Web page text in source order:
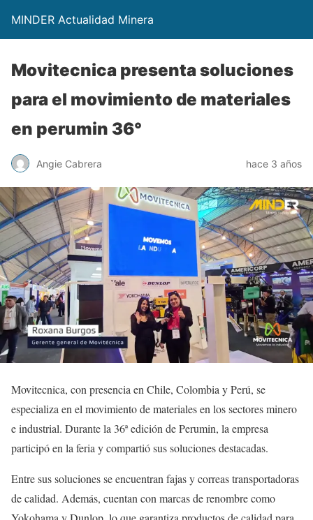
MINDER Actualidad Minera
Movitecnica presenta soluciones
para el movimiento de materiales
en perumin 36°
Angie Cabrera hace 3 años
Movitecnica, con presencia en Chile, Colombia y Perú, se
especializa en el movimiento de materiales en los sectores minero
e industrial. Durante la 36ª edición de Perumin, la empresa
participó en la feria y compartió sus soluciones destacadas.
Entre sus soluciones se encuentran fajas y correas transportadoras
de calidad. Además, cuentan con marcas de renombre como